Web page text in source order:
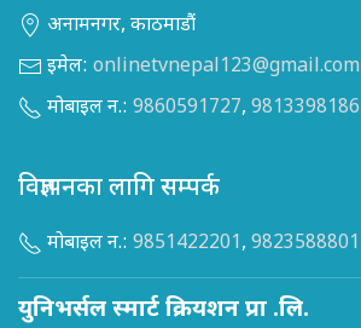
अनामनगर, काठमाडौं
इमेल: onlinetvnepal123@gmail.com
मोबाइल न.: 9860591727, 9813398186
विज्ञापनका लागि सम्पर्क
मोबाइल न.: 9851422201, 9823588801
युनिभर्सल स्मार्ट क्रियशन प्रा .लि.